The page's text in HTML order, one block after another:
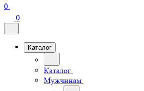
0
0
Каталог
Каталог
Мужчинам